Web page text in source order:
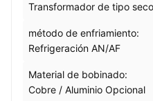
Transformador de tipo seco
método de enfriamiento:
Refrigeración AN/AF
Material de bobinado:
Cobre / Aluminio Opcional